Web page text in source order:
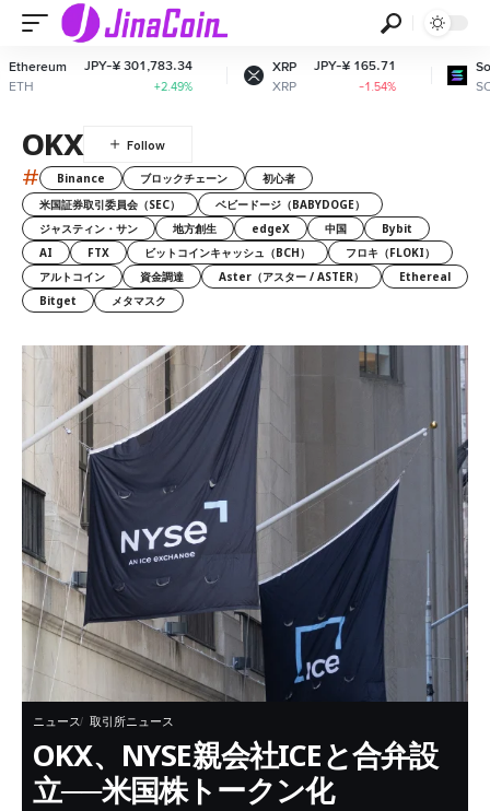
JPY-¥ 301,783.34
+2.49%
XRP
XRP
JPY-¥ 165.71
-1.54%
Solana
SOL
OKX
# Binance ブロックチェーン
初心者
米国証券取引委員会（SEC）
ベビードージ（BABYDOGE）
ジャスティン・サン
地方創生 edgeX 中国
Bybit
AI
FTX ビットコインキャッシュ（BCH）
フロキ（FLOKI）
アルトコイン
資金調達 Aster（アスター / ASTER）
Ethereal
Bitget
メタマスク
ニュース 取引所ニュース
OKX、NYSE親会社ICEと合弁設
立──米国株トークン化